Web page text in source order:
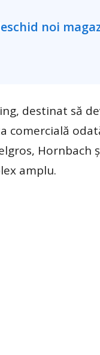
destinat să
comercială
Hornbach
amplu.